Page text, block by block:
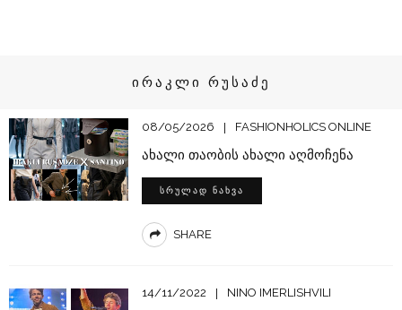
ᲘᲠᲐᲙᲚᲘ ᲠᲣᲡᲐᲫᲔ
08/05/2026 FASHIONHOLICS ONLINE
ახალი თაობის ახალი აღმოჩენა
ᲡᲠᲣᲚᲐᲓ ᲜᲐᲮᲕᲐ
SHARE
14/11/2022 NINO IMERLISHVILI